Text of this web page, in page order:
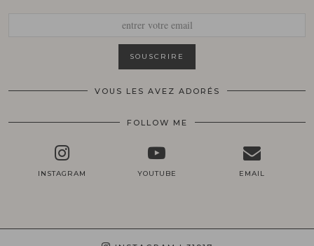
VOUS LES AVEZ ADORÉS
FOLLOW ME
INSTAGRAM YOUTUBE EMAIL